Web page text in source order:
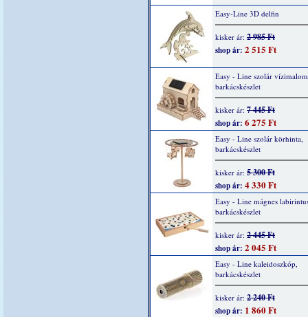
Easy-Line 3D delfin
kisker ár: 2 985 Ft
shop ár: 2 515 Ft
Easy - Line szolár
barkácskészlet
kisker ár: 7 445 Ft
shop ár: 6 275 Ft
Easy - Line szolár körhinta,
barkácskészlet
kisker ár: 5 300 Ft
shop ár: 4 330 Ft
Easy - Line mágnes
barkácskészlet
kisker ár: 2 445 Ft
shop ár: 2 045 Ft
Easy - Line kaleidoszkóp,
barkácskészlet
kisker ár: 2 240 Ft
shop ár: 1 860 Ft